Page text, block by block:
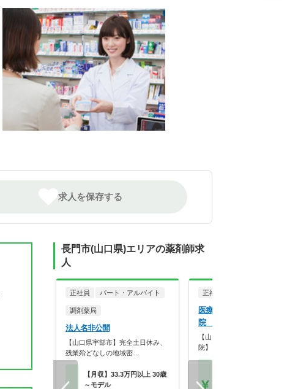
求人を保存する
長門市(山口県)エリアの薬剤師求
人
正社員 パート・アルバイト
調剤薬局
法人名非公開
【山口県宇部市】完全土日休み、
残業殆どなしの地域密…
【月収】33.3万円以上 30歳
～モデル
正社員
医療法人社団成蹊会 岡
院 岡田病院
【山口県長門市】【二次救
院】【年収700万円相…